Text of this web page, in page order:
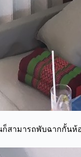
ก็สามารถพับฉากกั้นห้